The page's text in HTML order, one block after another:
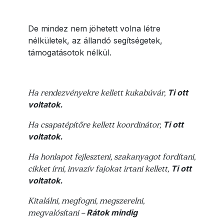
De mindez nem jöhetett volna létre
nélkületek, az állandó segítségetek,
támogatásotok nélkül.
Ha rendezvényekre kellett kukabúvár, Ti ott
voltatok.
Ha csapatépítőre kellett koordinátor, Ti ott
voltatok.
Ha honlapot fejleszteni, szakanyagot fordítani,
cikket írni, invazív fajokat irtani kellett, Ti ott
voltatok.
Kitalálni, megfogni, megszerelni,
megvalósítani– Rátok mindig